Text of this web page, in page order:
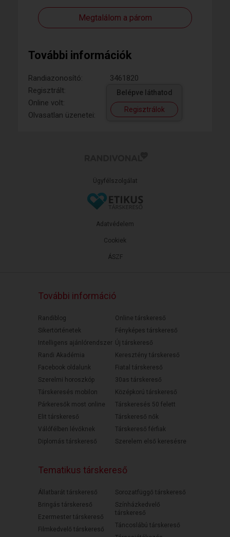
Megtalálom a párom
További információk
Randiazonosító:
3461820
Regisztrált:
Online volt:
Olvasatlan üzenetei:
Belépve láthatod
Regisztrálok
Ügyfélszolgálat
ÁSZF
Adatvédelem
Cookiek
További információ
Randiblog
Sikertörténetek
Intelligens ajánlórendszer
Randi Akadémia
Facebook oldalunk
Szerelmi horoszkóp
Társkeresés mobilon
Párkeresők most online
Elit társkereső
Válófélben lévőknek
Diplomás társkereső
Online társkereső
Fényképes társkereső
Új társkereső
Keresztény társkereső
Fiatal társkereső
30as társkereső
Középkorú társkereső
Társkeresés 50 felett
Társkereső nők
Társkereső férfiak
Szerelem első keresésre
Tematikus társkereső
Állatbarát társkereső
Bringás társkereső
Ezermester társkereső
Filmkedvelő társkereső
Sorozatfüggő társkereső
Színházkedvelő
társkereső
Táncoslábú társkereső